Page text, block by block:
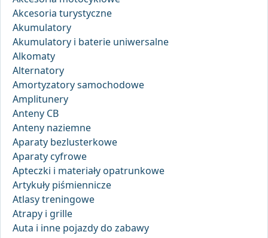
Akcesoria turystyczne
Akumulatory
Akumulatory i baterie uniwersalne
Alkomaty
Alternatory
Amortyzatory samochodowe
Amplitunery
Anteny CB
Anteny naziemne
Aparaty bezlusterkowe
Aparaty cyfrowe
Apteczki i materiały opatrunkowe
Artykuły piśmiennicze
Atlasy treningowe
Atrapy i grille
Auta i inne pojazdy do zabawy